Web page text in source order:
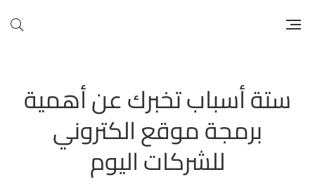
ستة أسباب تخبرك عن أهمية
برمجة موقع الكتروني
للشركات اليوم